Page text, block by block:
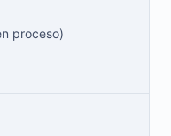
proceso)